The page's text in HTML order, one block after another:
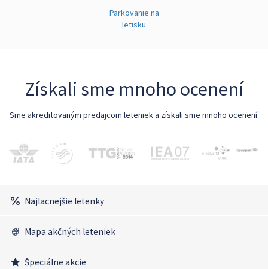
Parkovanie na
letisku
Získali sme mnoho ocenení
Sme akreditovaným predajcom leteniek a získali sme mnoho ocenení.
Najlacnejšie letenky
Mapa akčných leteniek
Špeciálne akcie